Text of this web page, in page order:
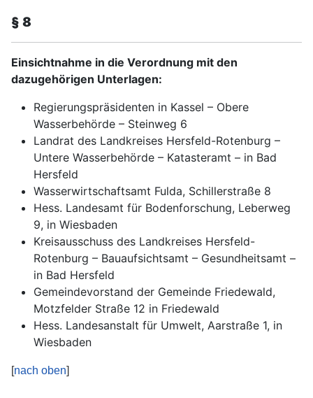
§ 8
Einsichtnahme in die Verordnung mit den
dazugehörigen Unterlagen:
Regierungspräsidenten in Kassel – Obere
Wasserbehörde – Steinweg 6
Landrat des Landkreises Hersfeld-Rotenburg –
Untere Wasserbehörde – Katasteramt – in Bad
Hersfeld
Wasserwirtschaftsamt Fulda, Schillerstraße 8
Hess. Landesamt für Bodenforschung, Leberweg
9, in Wiesbaden
Kreisausschuss des Landkreises Hersfeld-
Rotenburg – Bauaufsichtsamt – Gesundheitsamt –
in Bad Hersfeld
Gemeindevorstand der Gemeinde Friedewald,
Motzfelder Straße 12 in Friedewald
Hess. Landesanstalt für Umwelt, Aarstraße 1, in
Wiesbaden
[nach oben]